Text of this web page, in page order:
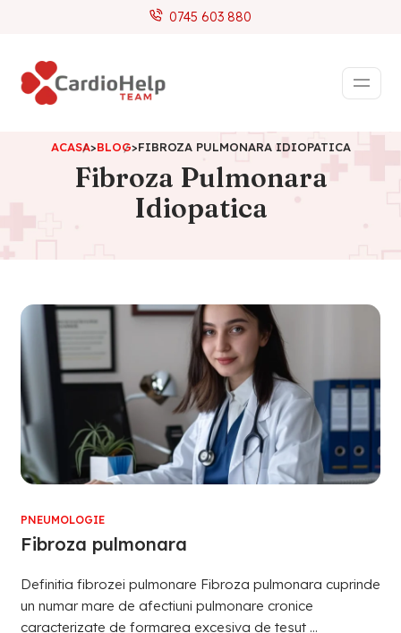
0745 603 880
ACASA>BLOG>FIBROZA PULMONARA IDIOPATICA
Fibroza Pulmonara
Idiopatica
PNEUMOLOGIE
Fibroza pulmonara
Definitia fibrozei pulmonare Fibroza pulmonara cuprinde
un numar mare de afectiuni pulmonare cronice
caracterizate de formarea excesiva de tesut ...